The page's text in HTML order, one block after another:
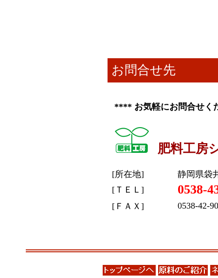
お問合せ先
**** お気軽にお問合せく
肥料工房
[所在地]
静岡県袋
[ＴＥＬ]
0538-
[ＦＡＸ] 0538-42-